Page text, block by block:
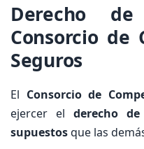
Derecho
Consorcio de
Seguros
El Consorcio de
ejercer el derecho
supuestosque las